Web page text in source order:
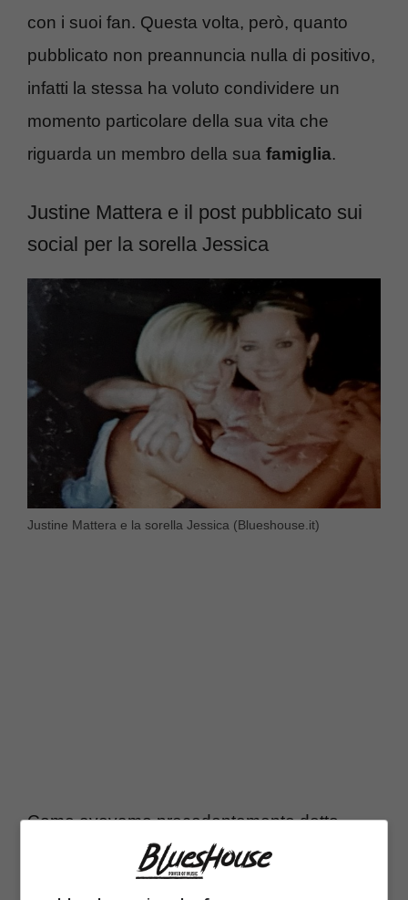
con i suoi fan. Questa volta, però, quanto
pubblicato non preannuncia nulla di positivo,
infatti la stessa ha voluto condividere un
momento particolare della sua vita che
riguarda un membro della sua famiglia.
Justine Mattera e il post pubblicato sui
social per la sorella Jessica
Justine Mattera e la sorella Jessica (Blueshouse.it)
Come avevamo precedentemente detto,
l’attrice ama molto condividere con i followers